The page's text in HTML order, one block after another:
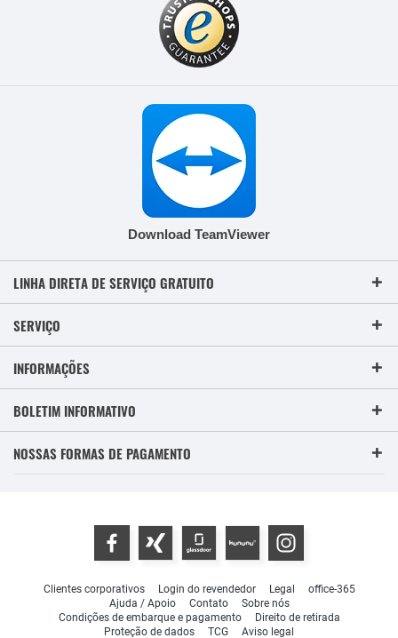
Download TeamViewer
LINHA DIRETA DE SERVIÇO GRATUITO
SERVIÇO
INFORMAÇÕES
BOLETIM INFORMATIVO
NOSSAS FORMAS DE PAGAMENTO
Clientes corporativos Login do revendedor Legal
office-365
Ajuda / Apoio
Contato
Sobre nós
Condições de embarque e pagamento
Direito de retirada
Proteção de dados
TCG Aviso legal